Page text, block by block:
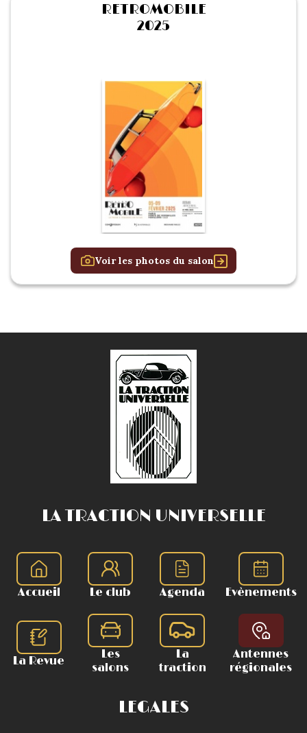
RETROMOBILE
2025
Voir les photos du salon
LA TRACTION UNIVERSELLE
Accueil Le club Agenda Evènements
La Revue
Les
salons
La
traction
Antennes
régionales
LEGALES